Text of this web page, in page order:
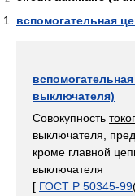
вспомогательная
выключателя)
Совокупность
выключателя,
кроме главной
выключателя
[ ГОСТ Р 50345-99